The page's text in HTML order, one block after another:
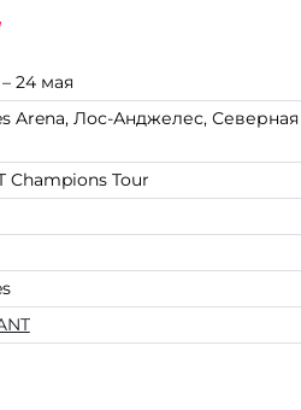
24 мая
Arena, Лос-Анджелес, Северная
Champions Tour